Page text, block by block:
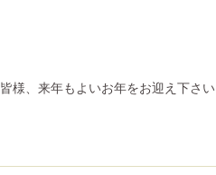
皆様、来年もよいお年をお迎え下さい